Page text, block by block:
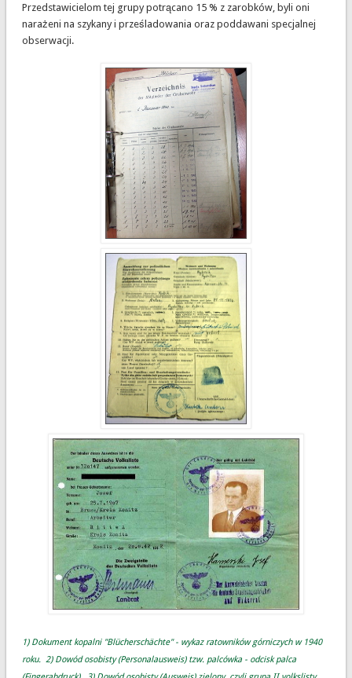
Przedstawicielom tej grupy potrącano 15 % z zarobków, byli oni
narażeni na szykany i prześladowania oraz poddawani specjalnej
obserwacji.
1) Dokument kopalni "Blücherschächte" - wykaz ratowników górniczych w 1940
roku. 2) Dowód osobisty (Personalausweis) tzw. palcówka - odcisk palca